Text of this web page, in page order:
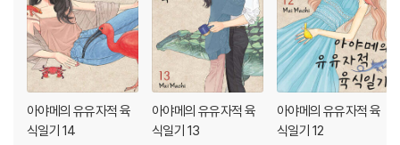
아야메의 유유자적 육
식일기 14
아야메의 유유자적 육
식일기 13
아야메의 유유자적 육
식일기 12